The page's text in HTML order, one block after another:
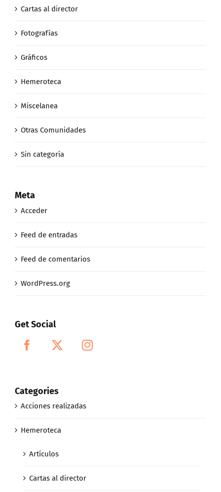
Cartas al director
Fotografías
Gráficos
Hemeroteca
Miscelanea
Otras Comunidades
Sin categoría
Meta
Acceder
Feed de entradas
Feed de comentarios
WordPress.org
Get Social
Categories
Acciones realizadas
Hemeroteca
Artículos
Cartas al director